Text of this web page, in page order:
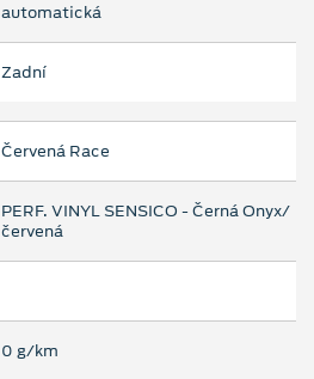
automatická
Zadní
Červená Race
PERF. VINYL SENSICO - Černá Onyx/
červená
0 g/km